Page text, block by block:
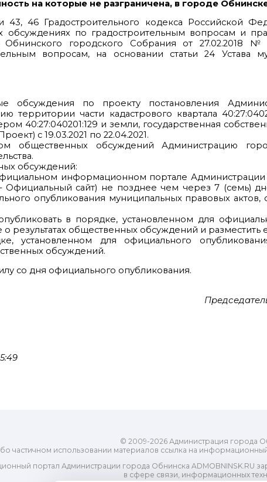
на которые не разграничена, в городе
43, 46 Градостроительного кодекса Российской
по градостроительным вопросам и
городского Собрания от 27.02.2018 №
вопросам, на основании статьи 24 Устава
обсуждения по проекту постановления
территории части кадастрового квартала
40:27:040201:129 и земли, государственная
с 19.03.2021 по 22.04.2021.
общественных обсуждений Администрацию
обсуждений:
информационном портале
Официальный сайт) не позднее чем через 7 (семь)
опубликования муниципальных правовых
в порядке, установленном для
результатах общественных обсуждений и разместить
установленном для официального
обсуждений.
со дня официального опубликования.
© 2009-2026 Администрация города
частичном использовании материалов ссылка на
портал Администрации города Обнинска ADMOBNINSK.RU
в сфере связи, информационных